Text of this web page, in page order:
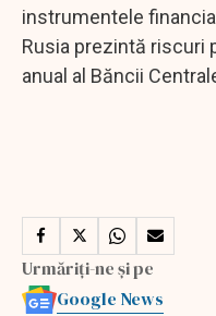
instrumentele
Rusia prezintă riscuri
anual al Băncii
Urmăriți-ne și pe
Google News